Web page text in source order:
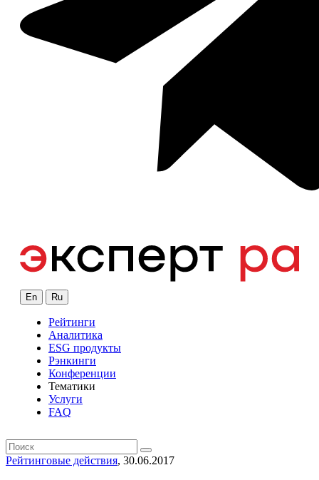
En Ru
Рейтинги
Аналитика
ESG продукты
Рэнкинги
Конференции
Тематики
Услуги
FAQ
Рейтинговые действия, 30.06.2017